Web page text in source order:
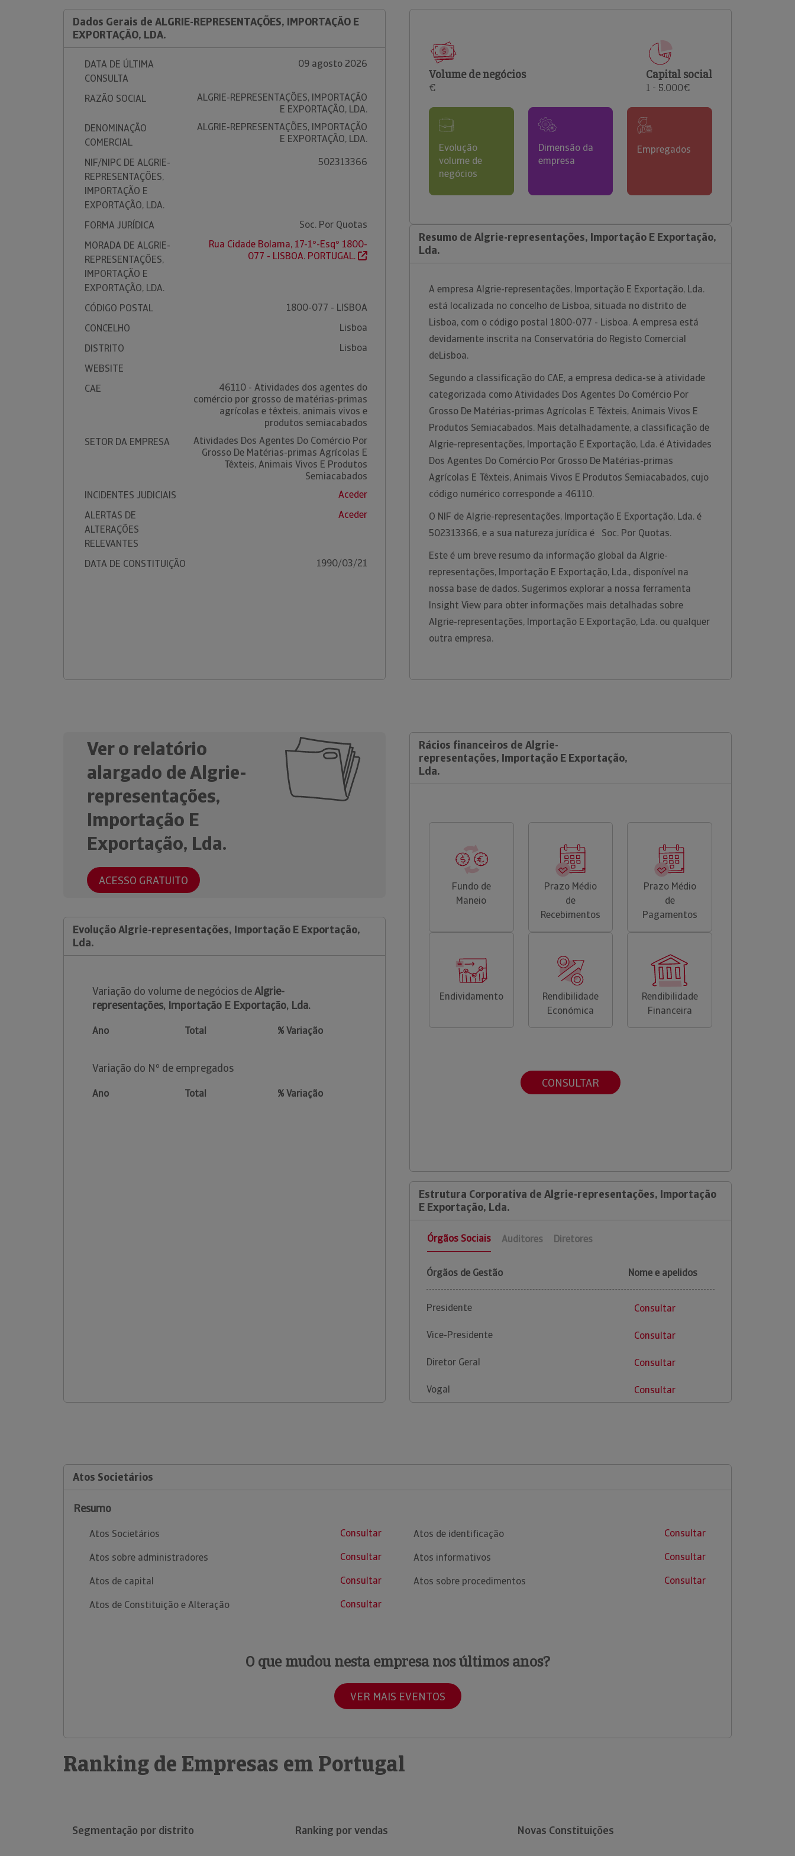
comerciais e analisar o risco de incumprimento dos
Dados Gerais de ALGRIE-REPRESENTAÇÕES, IMPORTAÇÃO E
EXPORTAÇÃO, LDA.
DATA DE ÚLTIMA
CONSULTA
09 agosto 2026
RAZÃO SOCIAL
ALGRIE-REPRESENTAÇÕES, IMPORTAÇÃO
E EXPORTAÇÃO, LDA.
DENOMINAÇÃO
COMERCIAL
ALGRIE-REPRESENTAÇÕES, IMPORTAÇÃO
E EXPORTAÇÃO, LDA.
NIF/NIPC DE ALGRIE-
REPRESENTAÇÕES,
IMPORTAÇÃO E
EXPORTAÇÃO, LDA.
502313366
FORMA JURÍDICA
Soc. Por Quotas
MORADA DE ALGRIE-
REPRESENTAÇÕES,
IMPORTAÇÃO E
EXPORTAÇÃO, LDA.
Rua Cidade Bolama, 17-1º-Esqº 1800-
077 - LISBOA. PORTUGAL.
CÓDIGO POSTAL
1800-077 - LISBOA
CONCELHO
Lisboa
DISTRITO
Lisboa
WEBSITE
CAE
46110 - Atividades dos agentes do
comércio por grosso de matérias-primas
agrícolas e têxteis, animais vivos e
produtos semiacabados
SETOR DA EMPRESA
Atividades Dos Agentes Do Comércio Por
Grosso De Matérias-primas Agrícolas E
Têxteis, Animais Vivos E Produtos
Semiacabados
INCIDENTES JUDICIAIS
Aceder
ALERTAS DE
ALTERAÇÕES
RELEVANTES
Aceder
DATA DE CONSTITUIÇÃO 1990/03/21
Volume de negócios
€
Capital social
1 - 5.000€
Evolução
volume de
negócios
Dimensão da
empresa
Empregados
Resumo de Algrie-representações, Importação E Exportação,
Lda.
A empresa Algrie-representações, Importação E Exportação, Lda.
está localizada no concelho de Lisboa, situada no distrito de
Lisboa, com o código postal 1800-077 - Lisboa. A empresa está
devidamente inscrita na Conservatória do Registo Comercial
deLisboa.
Segundo a classificação do CAE, a empresa dedica-se à atividade
categorizada como Atividades Dos Agentes Do Comércio Por
Grosso De Matérias-primas Agrícolas E Têxteis, Animais Vivos E
Produtos Semiacabados. Mais detalhadamente, a classificação de
Algrie-representações, Importação E Exportação, Lda. é Atividades
Dos Agentes Do Comércio Por Grosso De Matérias-primas
Agrícolas E Têxteis, Animais Vivos E Produtos Semiacabados, cujo
código numérico corresponde a 46110.
O NIF de Algrie-representações, Importação E Exportação, Lda. é
502313366, e a sua natureza jurídica é Soc. Por Quotas.
Este é um breve resumo da informação global da Algrie-
representações, Importação E Exportação, Lda., disponível na
nossa base de dados. Sugerimos explorar a nossa ferramenta
Insight View para obter informações mais detalhadas sobre
Algrie-representações, Importação E Exportação, Lda. ou qualquer
outra empresa.
Ver o relatório
alargado de Algrie-
representações,
Importação E
Exportação, Lda.
ACESSO GRATUITO
Evolução Algrie-representações, Importação E Exportação,
Lda.
Variação do volume de negócios deAlgrie-
representações, Importação E Exportação, Lda.
Ano Total % Variação
Variação do Nº de empregados
Ano Total % Variação
Rácios financeiros de Algrie-
representações, Importação E Exportação,
Lda.
Fundo de
Maneio
Prazo Médio
de
Recebimentos
Prazo Médio
de
Pagamentos
Endividamento
Rendibilidade
Económica
Rendibilidade
Financeira
CONSULTAR
Estrutura Corporativa de Algrie-representações, Importação
E Exportação, Lda.
Órgãos Sociais Auditores Diretores
Órgãos de Gestão Nome e apelidos
Presidente Consultar
Vice-Presidente Consultar
Diretor Geral Consultar
Vogal Consultar
Atos Societários
Resumo
Atos Societários
Consultar
Atos sobre administradores
Consultar
Atos de capital
Consultar
Atos de Constituição e Alteração
Consultar
Atos de identificação
Consultar
Atos informativos
Consultar
Atos sobre procedimentos
Consultar
O que mudou nesta empresa nos últimos anos?
VER MAIS EVENTOS
Ranking de Empresas em Portugal
Segmentação por distrito Ranking por vendas Novas Constituições